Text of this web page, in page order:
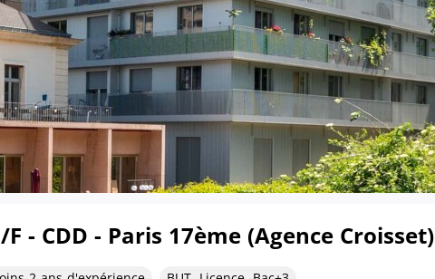
- CDD - Paris 17ème (Agence Croisset)